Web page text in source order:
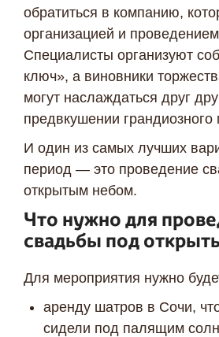
обратиться в компанию,
организацией и
Специалисты организуют
ключ», а виновники
могут наслаждаться друг
предвкушении грандиозного
И один из самых лучших
период — это проведение
открытым небом.
Что нужно для
свадьбы под
Для мероприятия нужно
аренду шатров в Сочи,
сидели под палящим